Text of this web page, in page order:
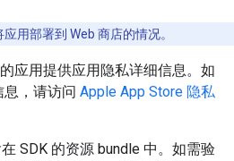
用部署到 Web 商店的情况。
应用提供应用隐私详细信息。如
，请访问 Apple App Store 隐私
SDK 的资源 bundle 中。如需验